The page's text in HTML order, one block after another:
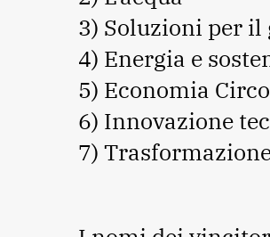
3) Soluzioni per
4) Energia e
5) Economia
6) Innovazione
7)